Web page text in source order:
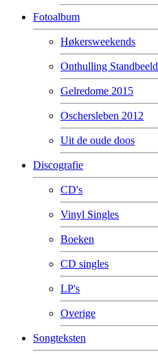
Fotoalbum
Høkersweekends
Onthulling Standbeeld
Gelredome 2015
Oschersleben 2012
Uit de oude doos
Discografie
CD's
Vinyl Singles
Boeken
CD singles
LP's
Overige
Songteksten